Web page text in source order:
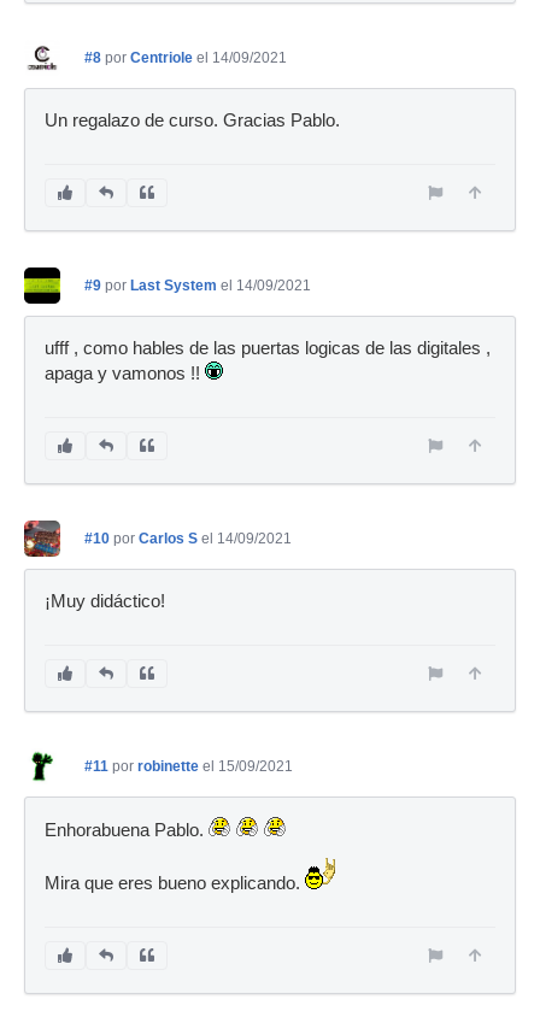
#8 por Centriole el 14/09/2021
Un regalazo de curso. Gracias Pablo.
#9 por Last System el 14/09/2021
ufff , como hables de las puertas logicas de las digitales ,
apaga y vamonos !!
#10 por Carlos S el 14/09/2021
¡Muy didáctico!
#11 por robinette el 15/09/2021
Enhorabuena Pablo.
Mira que eres bueno explicando.